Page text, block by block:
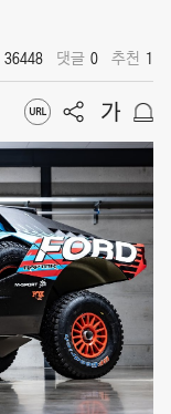
36448 댓글 0 추천 1